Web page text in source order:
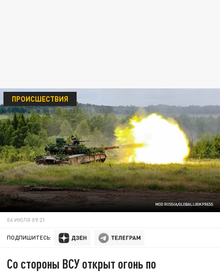
MOD RUSSIA/GLOBALLOOKPRESS
ПРОИСШЕСТВИЯ
06 ИЮЛЯ 09:21
ПОДПИШИТЕСЬ:
Со стороны ВСУ открыт огонь по